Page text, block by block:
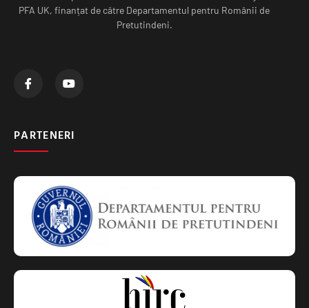
PFA UK, finanțat de către Departamentul pentru Românii de
Pretutindeni.
PARTENERI